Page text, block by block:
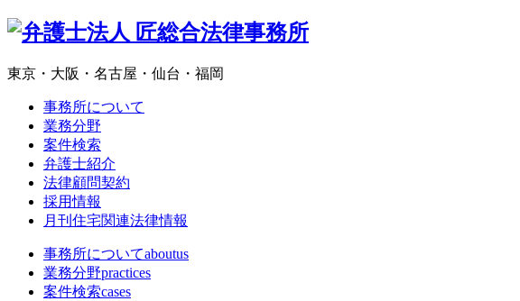
東京・大阪・名古屋・仙台・福岡
事務所について
業務分野
案件検索
弁護士紹介
法律顧問契約
採用情報
月刊住宅関連法律情報
事務所についてaboutus
業務分野practices
案件検索cases